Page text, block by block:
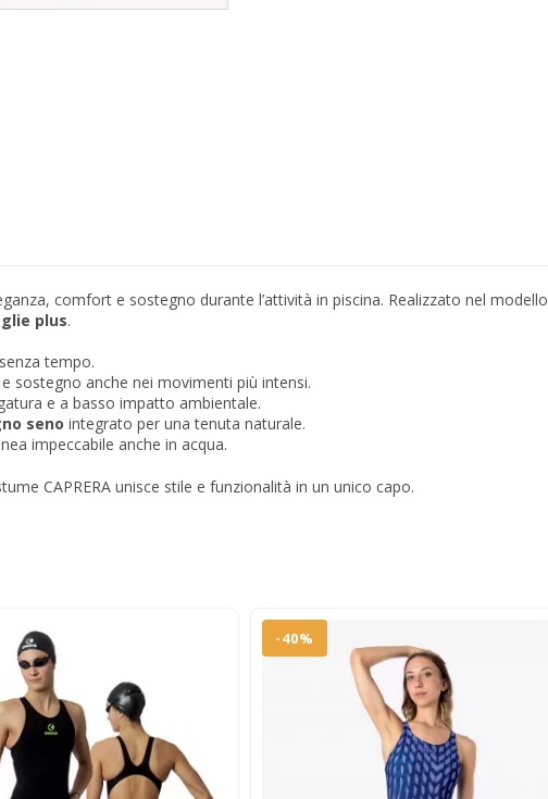
comfort e sostegno durante l’attività in piscina. Realizzato nel modello
plus.
tempo.
sostegno anche nei movimenti più intensi.
e a basso impatto ambientale.
seno integrato per una tenuta naturale.
impeccabile anche in acqua.
CAPRERA unisce stile e funzionalità in un unico capo.
-40%